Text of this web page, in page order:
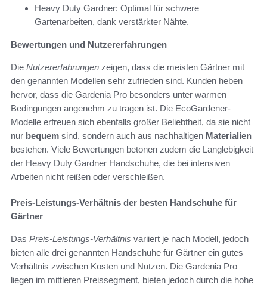
Heavy Duty Gardner: Optimal für schwere
Gartenarbeiten, dank verstärkter Nähte.
Bewertungen und Nutzererfahrungen
Die Nutzererfahrungen zeigen, dass die meisten Gärtner mit
den genannten Modellen sehr zufrieden sind. Kunden heben
hervor, dass die Gardenia Pro besonders unter warmen
Bedingungen angenehm zu tragen ist. Die EcoGardener-
Modelle erfreuen sich ebenfalls großer Beliebtheit, da sie nicht
nur bequem sind, sondern auch aus nachhaltigen Materialien
bestehen. Viele Bewertungen betonen zudem die Langlebigkeit
der Heavy Duty Gardner Handschuhe, die bei intensiven
Arbeiten nicht reißen oder verschleißen.
Preis-Leistungs-Verhältnis der besten Handschuhe für
Gärtner
Das Preis-Leistungs-Verhältnis variiert je nach Modell, jedoch
bieten alle drei genannten Handschuhe für Gärtner ein gutes
Verhältnis zwischen Kosten und Nutzen. Die Gardenia Pro
liegen im mittleren Preissegment, bieten jedoch durch die hohe